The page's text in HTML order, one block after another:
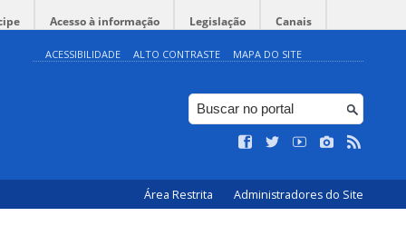
Acesso à informação Legislação Canais
ACESSIBILIDADE ALTO CONTRASTE MAPA DO SITE
Área Restrita Administradores do Site